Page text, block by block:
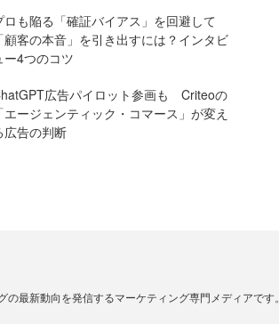
ロも陥る「確証バイアス」を回避して
「顧客の本音」を引き出すには？インタビ
ー4つのコツ
広告パイロット参画も Criteoの
「エージェンティック・コマース」が変え
広告の判断
最新動向を発信するマーケティング専門メディアです。